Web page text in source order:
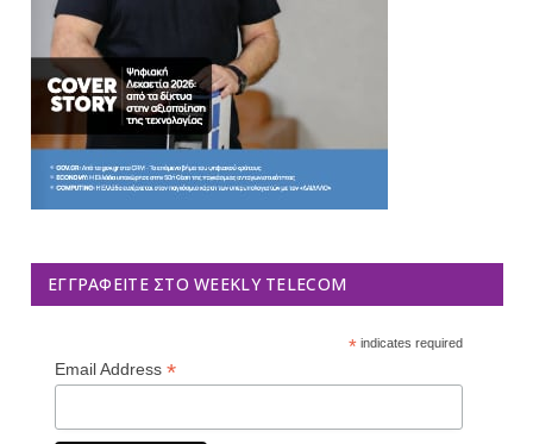
ΕΓΓΡΑΦΕΊΤΕ ΣΤΟ WEEKLY TELECOM
*indicates required
Email Address *